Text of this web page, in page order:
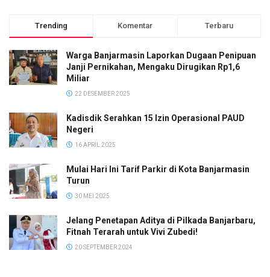
Trending Komentar Terbaru
Warga Banjarmasin Laporkan Dugaan Penipuan
Janji Pernikahan, Mengaku Dirugikan Rp1,6
Miliar
22 DESEMBER 2025
Kadisdik Serahkan 15 Izin Operasional PAUD
Negeri
16 APRIL 2025
Mulai Hari Ini Tarif Parkir di Kota Banjarmasin
Turun
30 MEI 2025
Jelang Penetapan Aditya di Pilkada Banjarbaru,
Fitnah Terarah untuk Vivi Zubedi!
20 SEPTEMBER 2024